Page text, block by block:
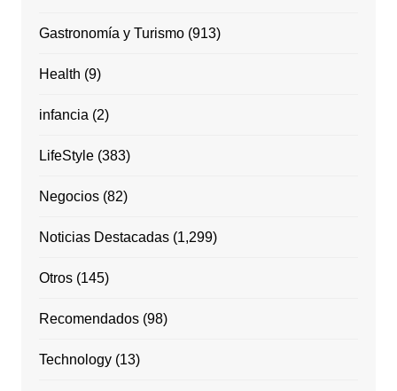
Gastronomía y Turismo(913)
Health (9)
infancia (2)
LifeStyle(383)
Negocios(82)
Noticias Destacadas(1,299)
Otros(145)
Recomendados(98)
Technology(13)